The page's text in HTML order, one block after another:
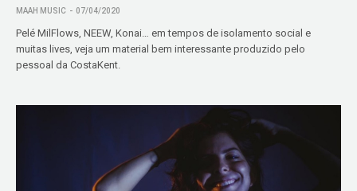
MAAH MUSIC 07/04/2020
Pelé MilFlows, NEEW, Konai… em tempos de isolamento social e
muitas lives, veja um material bem interessante produzido pelo
pessoal da CostaKent.